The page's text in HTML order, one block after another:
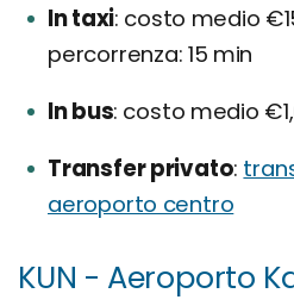
In taxi costo medio
percorrenza: 15 min
In bus costo medio
Transfer privato
aeroporto centro
KUN - Aeroporto